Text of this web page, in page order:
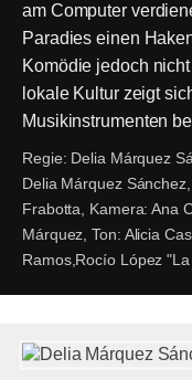
am Computer
Paradies einen
Komödie jedoch
lokale Kultur zeigt
Musikinstrumenten
Regie: Delia Márquez
Delia Márquez Sánchez,
Frabotta, Kamera: Ana
Márquez,Ton: Alicia
Ramos,Rocío López